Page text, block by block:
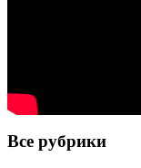
Все рубрики